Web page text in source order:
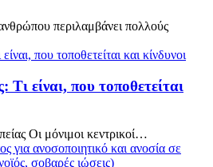
περιλαμβάνει πολλούς
Τι είναι, που τοποθετείται
Οι μόνιμοι κεντρικοί…